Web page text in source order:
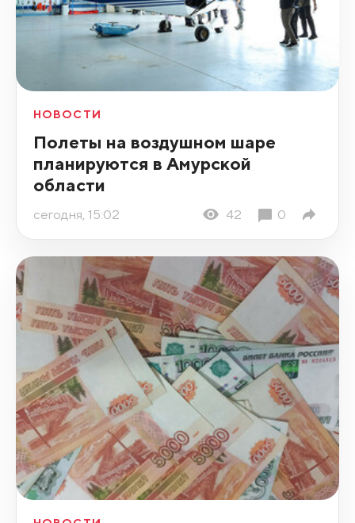
НОВОСТИ
Полеты на воздушном шаре
планируются в Амурской
области
сегодня, 15:02 42 0